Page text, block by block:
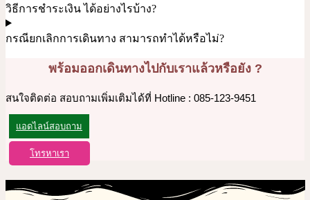
วิธีการชำระเงิน ได้อย่างไรบ้าง?
กรณียกเลิกการเดินทาง สามารถทำได้หรือไม่?
พร้อมออกเดินทางไปกับเราแล้วหรือยัง ?
สนใจติดต่อ สอบถามเพิ่มเติมได้ที่ Hotline : 085-123-9451
แอดไลน์สอบถาม
โทรหาเรา